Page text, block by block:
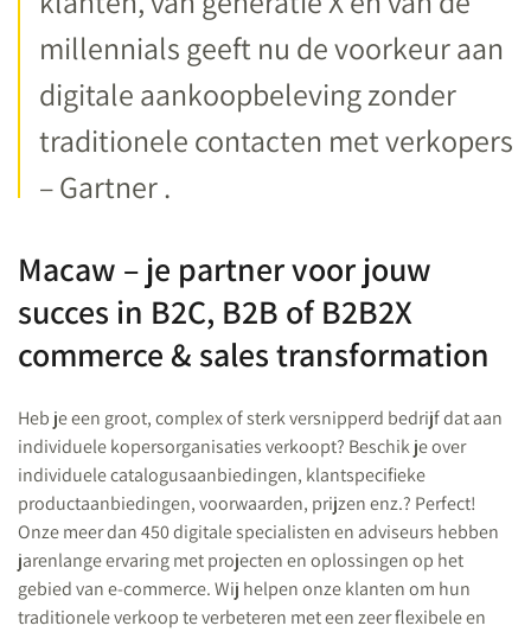
millennials geeft nu de voorkeur aan
digitale aankoopbeleving zonder
traditionele contacten met verkopers
– Gartner .
Macaw – je partner voor jouw
succes in B2C, B2B of B2B2X
commerce & sales transformation
Heb je een groot, complex of sterk versnipperd bedrijf dat aan
individuele kopersorganisaties verkoopt? Beschik je over
individuele catalogusaanbiedingen, klantspecifieke
productaanbiedingen, voorwaarden, prijzen enz.? Perfect!
Onze meer dan 450 digitale specialisten en adviseurs hebben
jarenlange ervaring met projecten en oplossingen op het
gebied van e-commerce. Wij helpen onze klanten om hun
traditionele verkoop te verbeteren met een zeer flexibele en